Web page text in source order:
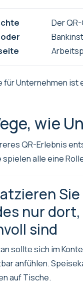
Der
für Unternehmen ist
wie
QR-Erlebnis
alle eine
Sie
nur dort,
sind
sollte sich im
anfühlen.
auf Tische.